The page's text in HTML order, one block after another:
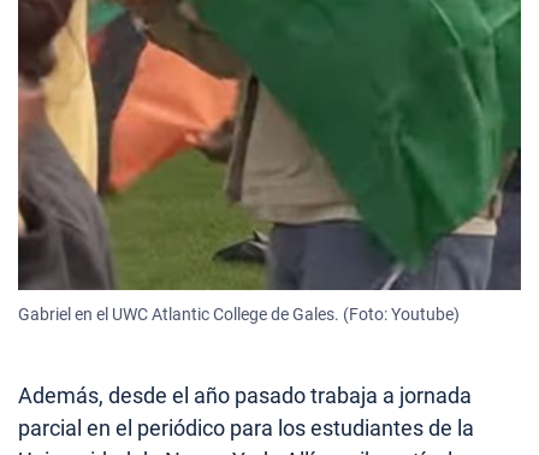
Gabriel en el UWC Atlantic College de Gales. (Foto: Youtube)
Además, desde el año pasado trabaja a jornada
parcial en el periódico para los estudiantes de la